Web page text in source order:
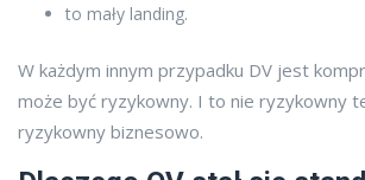
to mały landing.
W każdym innym przypadku DV jest
może być ryzykowny. I to nie ryzykowny
ryzykowny biznesowo.